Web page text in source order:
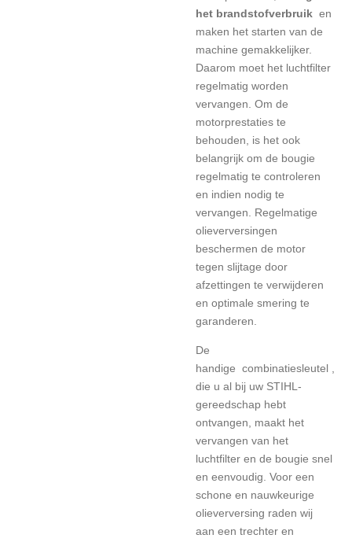
het brandstofverbruik en
maken het starten van de
machine gemakkelijker.
Daarom moet het luchtfilter
regelmatig worden
vervangen. Om de
motorprestaties te
behouden, is het ook
belangrijk om de bougie
regelmatig te controleren
en indien nodig te
vervangen. Regelmatige
olieverversingen
beschermen de motor
tegen slijtage door
afzettingen te verwijderen
en optimale smering te
garanderen.
De
handige combinatiesleutel
die u al bij uw STIHL-
gereedschap hebt
ontvangen, maakt het
vervangen van het
luchtfilter en de bougie snel
en eenvoudig. Voor een
schone en nauwkeurige
olieverversing raden wij
aan een trechter en